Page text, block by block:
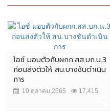
ไอซ์ มอบตัวกับผกก.สส.บก.น.3
ก่อนส่งตัวให้ สน.บางชันดำเนิน
การ
10 ตุลาคม 2565 17,415